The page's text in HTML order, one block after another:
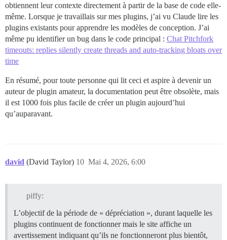
obtiennent leur contexte directement à partir de la base de code elle-
même. Lorsque je travaillais sur mes plugins, j’ai vu Claude lire les
plugins existants pour apprendre les modèles de conception. J’ai
même pu identifier un bug dans le code principal : Chat Pitchfork
timeouts: replies silently create threads and auto-tracking bloats over
time
En résumé, pour toute personne qui lit ceci et aspire à devenir un
auteur de plugin amateur, la documentation peut être obsolète, mais
il est 1000 fois plus facile de créer un plugin aujourd’hui
qu’auparavant.
david (David Taylor) Mai 4, 2026, 6:00
10
piffy:
L’objectif de la période de « dépréciation », durant laquelle les
plugins continuent de fonctionner mais le site affiche un
avertissement indiquant qu’ils ne fonctionneront plus bientôt,